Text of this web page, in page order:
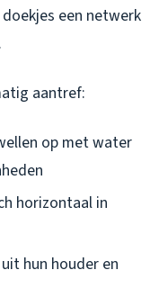
een netwerk
aantref:
op met water
horizontaal in
hun houder en